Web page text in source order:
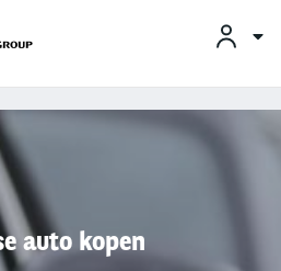
gaan
auto kopen